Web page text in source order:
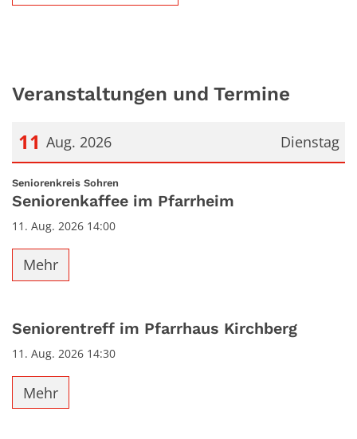
Veranstaltungen und Termine
Dienstag
11 Aug. 2026
Datum: 11. August 2026
Seniorenkreis Sohren
Seniorenkaffee im Pfarrheim
11. Aug. 2026 14:00
Mehr
Seniorentreff im Pfarrhaus Kirchberg
11. Aug. 2026 14:30
Mehr